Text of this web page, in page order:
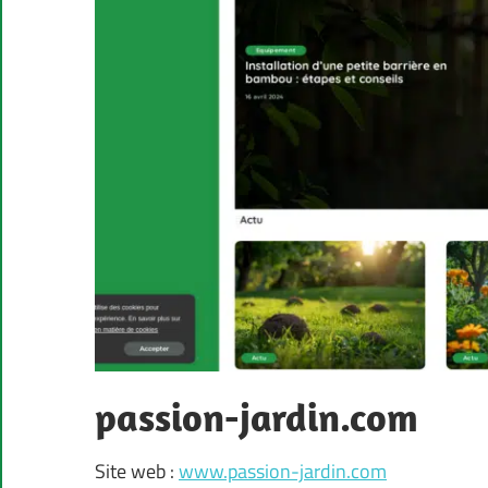
passion-jardin.com
Site web :www.passion-jardin.com